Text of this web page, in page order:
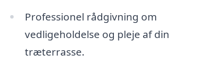
Professionel rådgivning om
vedligeholdelse og pleje af din
træterrasse.